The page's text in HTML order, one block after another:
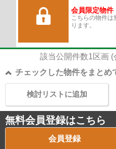
会員限定物件
こちらの物件は
ります。
該当公開件数1区画
チェックした物件をまとめ
検討リストに追加
無料会員登録はこちら
会員登録